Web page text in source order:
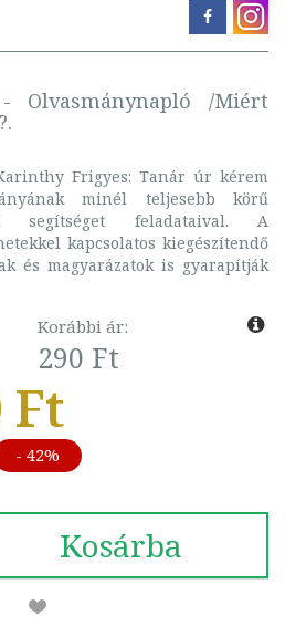
/Miért
Frigyes: Tanár úr kérem
minél teljesebb körű
segítséget feladataival. A
kapcsolatos kiegészítendő
és magyarázatok is gyarapítják
Korábbi ár:
290 Ft
Ft
- 42%
Kosárba